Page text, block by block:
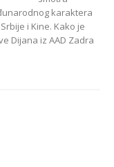
karaktera
i Kine. Kako je
Dijana iz AAD Zadra